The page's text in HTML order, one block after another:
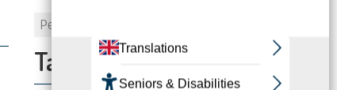
Personnes
Tarifs: